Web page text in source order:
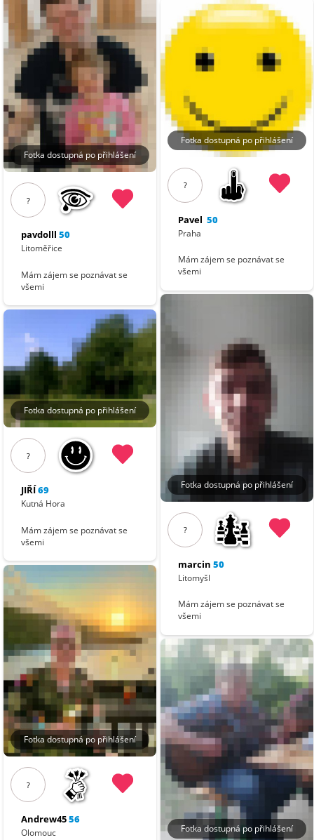
Fotka dostupná po přihlášení
?
pavdolll 50
Litoměřice
Mám zájem se poznávat se
všemi
Fotka dostupná po přihlášení
?
JIŘÍ69
Kutná Hora
Mám zájem se poznávat se
všemi
Fotka dostupná po přihlášení
?
Andrew4556
Olomouc
Fotka dostupná po přihlášení
?
Pavel 50
Praha
Mám zájem se poznávat se
všemi
Fotka dostupná po přihlášení
?
marcin 50
Litomyšl
Mám zájem se poznávat se
všemi
Fotka dostupná po přihlášení